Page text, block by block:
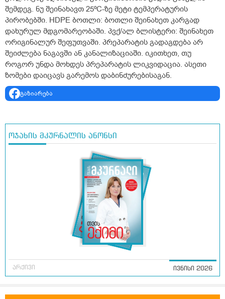
შემდეგ. ნუ შეინახავთ 25ºC-ზე მეტი ტემპერატურის
პირობებში. HDPE ბოთლი: ბოთლი შეინახეთ კარგად
დახურულ მდგომარეობაში. პვქ/ალ ბლისტერი: შეინახეთ
ორიგინალურ შეფუთვაში. პრეპარატის გადაგდება არ
შეიძლება ნაგავში ან კანალიზაციაში. იკითხეთ, თუ
როგორ უნდა მოხდეს პრეპარატის ლიკვიდაცია. ასეთი
ზომები დაიცავს გარემოს დაბინძურებისაგან.
გაზიარება
ოჯახის მკურნალის ანონსი
არქივი ივნისი 2026